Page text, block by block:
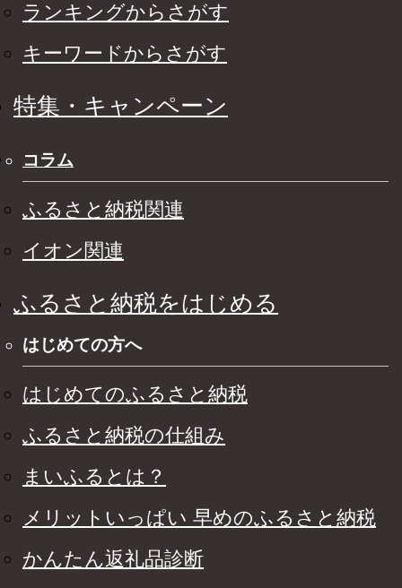
ランキングからさがす
キーワードからさがす
特集・キャンペーン
コラム
ふるさと納税関連
イオン関連
ふるさと納税をはじめる
はじめての方へ
はじめてのふるさと納税
ふるさと納税の仕組み
まいふるとは？
メリットいっぱい 早めのふるさと納税
かんたん返礼品診断